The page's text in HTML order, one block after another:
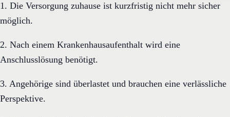
1. Die Versorgung zuhause ist kurzfristig nicht mehr sicher
möglich.
2. Nach einem Krankenhausaufenthalt wird eine
Anschlusslösung benötigt.
3. Angehörige sind überlastet und brauchen eine verlässliche
Perspektive.